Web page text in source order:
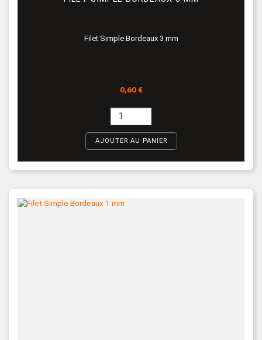
Filet Simple Bordeaux 3 mm
Prix
0,60 €
AJOUTER AU PANIER